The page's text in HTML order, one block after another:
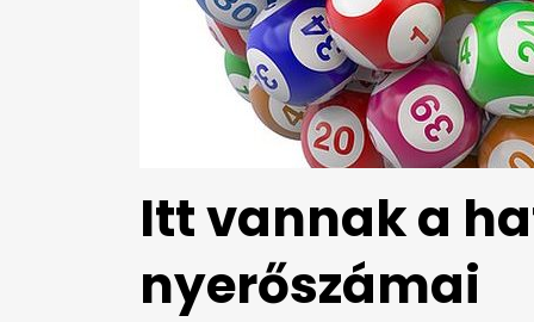
Itt vannak a
nyerőszámai